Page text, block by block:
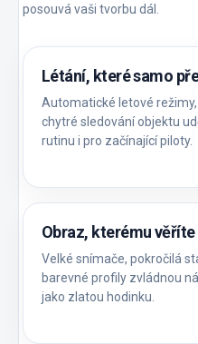
posouvá vaši tvorbu dál.
Létání, které samo
Automatické letové
chytré sledování objektu
rutinu i pro začínající piloty.
Obraz, kterému věříte
Velké snímače, pokročilá
barevné profily zvládnou
jako zlatou hodinku.